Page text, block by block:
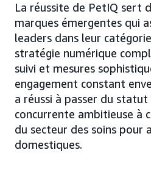
La réussite de PetIQ sert
marques émergentes qui
leaders dans leur
stratégie numérique
suivi et mesures
engagement constant
a réussi à passer du
concurrente ambitieuse à
du secteur des soins pour
domestiques.